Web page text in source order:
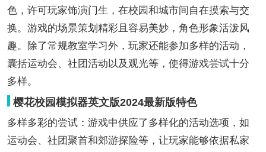
色，许可玩家饰演门生，在校园和城市间自在摸索与交
换。游戏的场景策划精彩且容易美妙，角色形象活泼风
趣。除了常规教室学习外，玩家还能参加多样的活动，
囊括运动会、社团活动以及观光等，使得游戏尝试十分
多样。
樱花校园模拟器英文版2024最新版特色
多样多彩的尝试：游戏中供应了多样化的活动选项，如
运动会、社团聚首和郊游探险等，让玩家能够依据私家